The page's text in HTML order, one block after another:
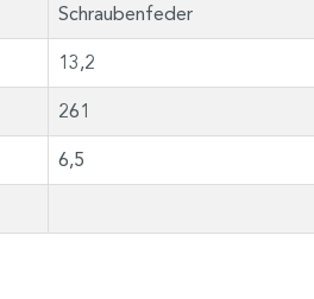
Schraubenfeder
13,2
261
6,5